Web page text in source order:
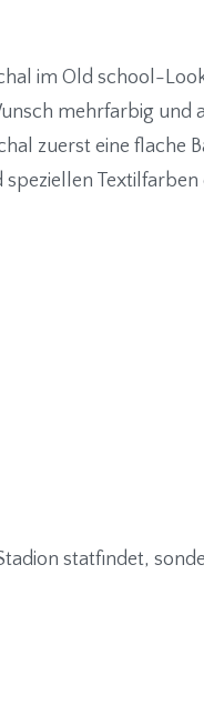
im Old school-
mehrfarbig und
zuerst eine flache
Textilfarben
statfindet,